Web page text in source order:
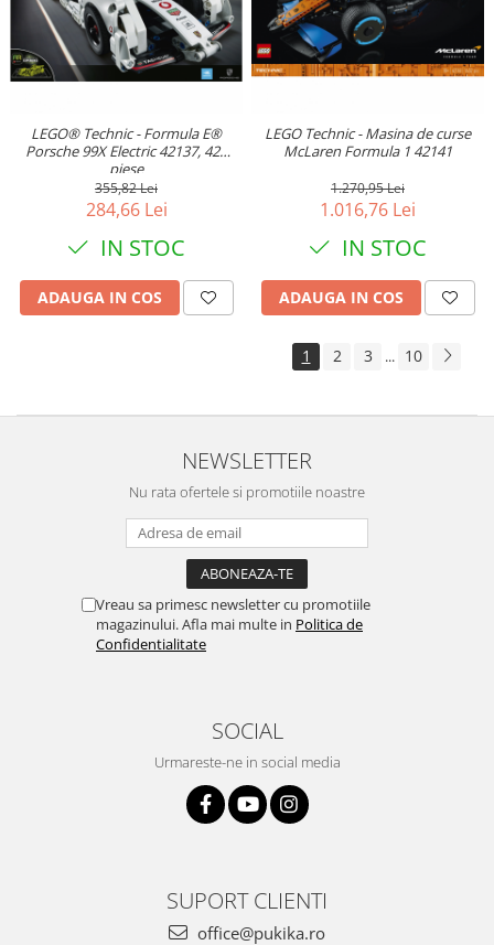
LEGO® Technic - Formula E®
Porsche 99X Electric 42137, 422
piese
355,82 Lei
284,66 Lei
IN STOC
ADAUGA IN COS
LEGO Technic - Masina de curse
McLaren Formula 1 42141
1.270,95 Lei
1.016,76 Lei
IN STOC
ADAUGA IN COS
1 2 3 ... 10
NEWSLETTER
Nu rata ofertele si promotiile noastre
Vreau sa primesc newsletter cu promotiile
magazinului. Afla mai multe in Politica de
Confidentialitate
SOCIAL
Urmareste-ne in social media
SUPORT CLIENTI
office@pukika.ro